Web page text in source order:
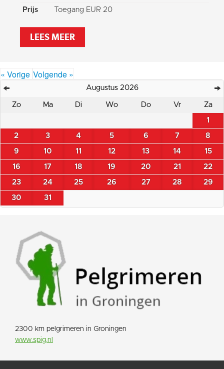
Prijs
Toegang EUR 20
LEES MEER
« Vorige Volgende »
Augustus 2026
Zo Ma Di Wo Do Vr Za
1
2 3 4 5 6 7 8
9 10 11 12 13 14 15
16 17 18 19 20 21 22
23 24 25 26 27 28 29
30 31
2300 km pelgrimeren in Groningen
www.spig.nl